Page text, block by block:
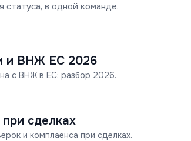
в одной команде.
и ВНЖ ЕС 2026
с ВНЖ в ЕС: разбор 2026.
сделках
и комплаенса при сделках.